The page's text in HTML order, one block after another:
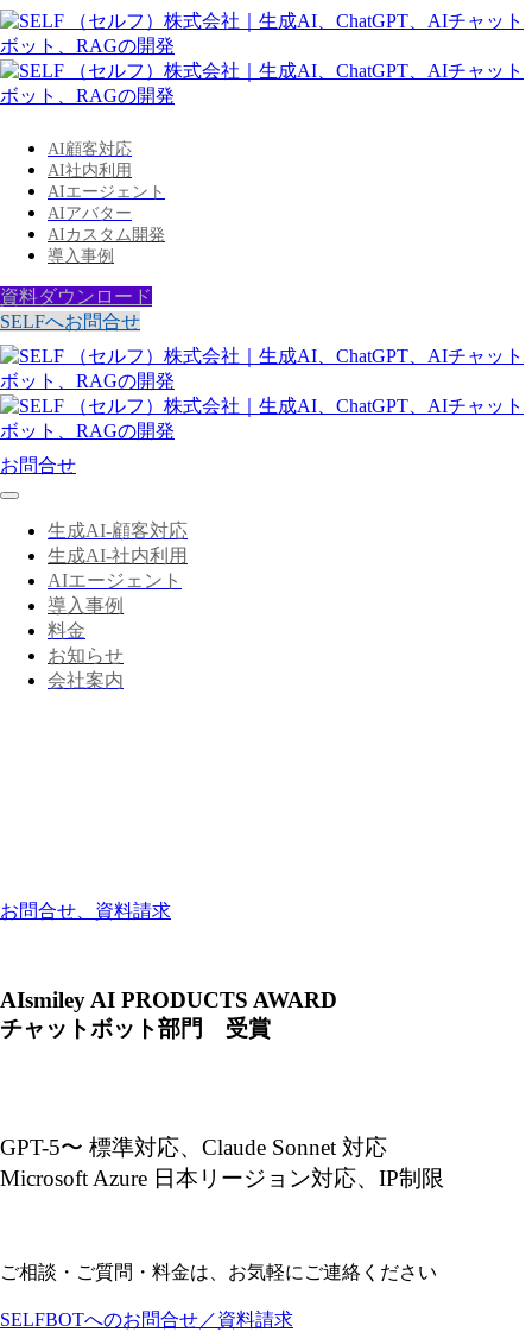
AI顧客対応
AI社内利用
AIエージェント
AIアバター
AIカスタム開発
導入事例
資料ダウンロード
SELFへお問合せ
お問合せ
生成AI-顧客対応
生成AI-社内利用
AIエージェント
導入事例
料金
お知らせ
会社案内
お問合せ、資料請求
AIsmiley AI PRODUCTS AWARD
チャットボット部門 受賞
GPT-5〜 標準対応、Claude Sonnet 対応
Microsoft Azure 日本リージョン対応、IP制限
ご相談・ご質問・料金は、お気軽にご連絡ください
SELFBOTへのお問合せ／資料請求